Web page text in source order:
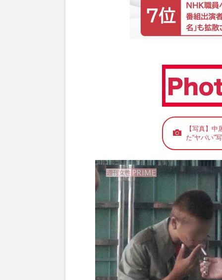
【写真】
た“ヤバい”